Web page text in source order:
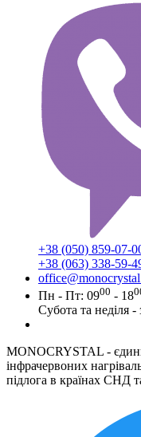
+38 (050) 859-07-
+38 (063) 338-59-
Пн - Пт: 0900 - 18
Субота та неділя
MONOCRYSTAL -
інфрачервоних
підлога в країнах СНД